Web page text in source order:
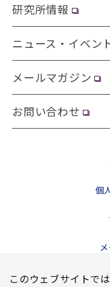
研究所情報
ニュース・イベン
メールマガジン
お問い合わせ
個
このウェブサイトで